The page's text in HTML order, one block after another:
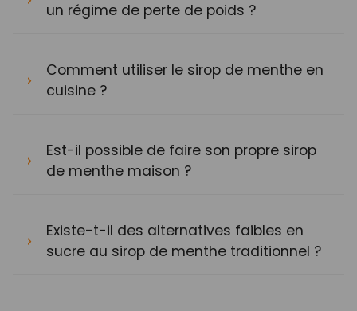
un régime de perte de poids ?
Comment utiliser le sirop de menthe en
cuisine ?
Est-il possible de faire son propre sirop
de menthe maison ?
Existe-t-il des alternatives faibles en
sucre au sirop de menthe traditionnel ?